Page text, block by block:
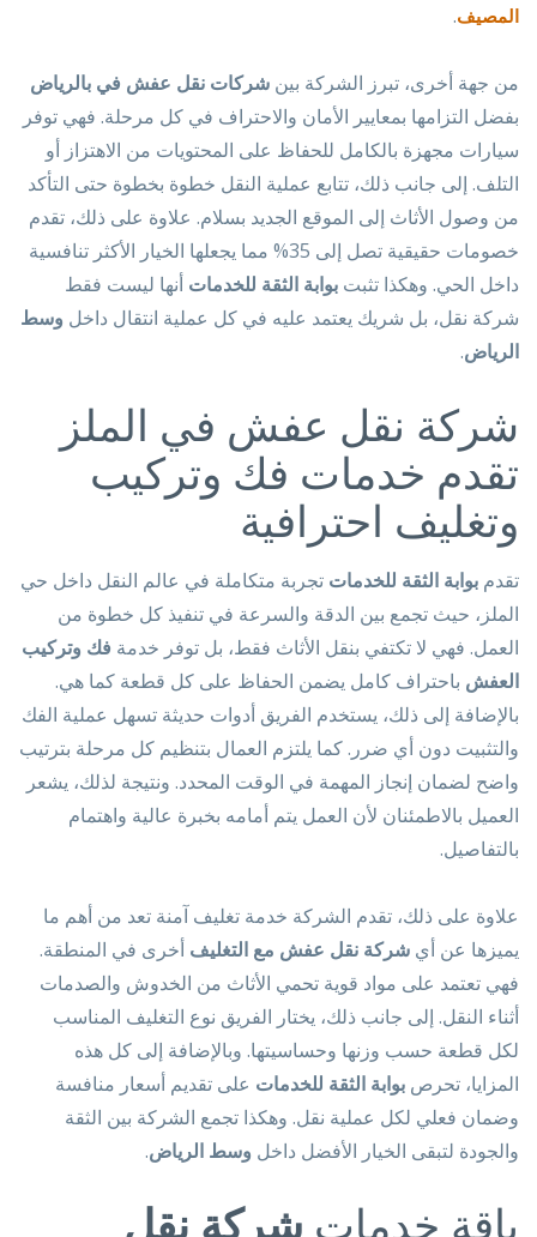
المصيف.
من جهة أخرى، تبرز الشركة بين شركات نقل عفش في بالرياض
بفضل التزامها بمعايير الأمان والاحتراف في كل مرحلة. فهي توفر
سيارات مجهزة بالكامل للحفاظ على المحتويات من الاهتزاز أو
التلف. إلى جانب ذلك، تتابع عملية النقل خطوة بخطوة حتى التأكد
من وصول الأثاث إلى الموقع الجديد بسلام. علاوة على ذلك، تقدم
خصومات حقيقية تصل إلى 35% مما يجعلها الخيار الأكثر تنافسية
داخل الحي. وهكذا تثبت بوابة الثقة للخدمات أنها ليست فقط
شركة نقل، بل شريك يعتمد عليه في كل عملية انتقال داخل وسط
الرياض.
شركة نقل عفش في الملز
تقدم خدمات فك وتركيب
وتغليف احترافية
تقدم بوابة الثقة للخدمات تجربة متكاملة في عالم النقل داخل حي
الملز، حيث تجمع بين الدقة والسرعة في تنفيذ كل خطوة من
العمل. فهي لا تكتفي بنقل الأثاث فقط، بل توفر خدمة فك وتركيب
العفش باحتراف كامل يضمن الحفاظ على كل قطعة كما هي.
بالإضافة إلى ذلك، يستخدم الفريق أدوات حديثة تسهل عملية الفك
والتثبيت دون أي ضرر. كما يلتزم العمال بتنظيم كل مرحلة بترتيب
واضح لضمان إنجاز المهمة في الوقت المحدد. ونتيجة لذلك، يشعر
العميل بالاطمئنان لأن العمل يتم أمامه بخبرة عالية واهتمام
بالتفاصيل.
علاوة على ذلك، تقدم الشركة خدمة تغليف آمنة تعد من أهم ما
يميزها عن أي شركة نقل عفش مع التغليف أخرى في المنطقة.
فهي تعتمد على مواد قوية تحمي الأثاث من الخدوش والصدمات
أثناء النقل. إلى جانب ذلك، يختار الفريق نوع التغليف المناسب
لكل قطعة حسب وزنها وحساسيتها. وبالإضافة إلى كل هذه
المزايا، تحرص بوابة الثقة للخدمات على تقديم أسعار منافسة
وضمان فعلي لكل عملية نقل. وهكذا تجمع الشركة بين الثقة
والجودة لتبقى الخيار الأفضل داخل وسط الرياض.
باقة خدمات شركة نقل